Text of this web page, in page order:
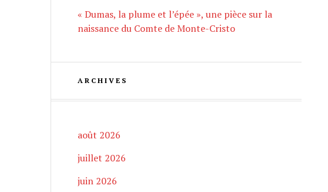
« Dumas, la plume et l’épée », une pièce sur la
naissance du Comte de Monte-Cristo
ARCHIVES
août 2026
juillet 2026
juin 2026